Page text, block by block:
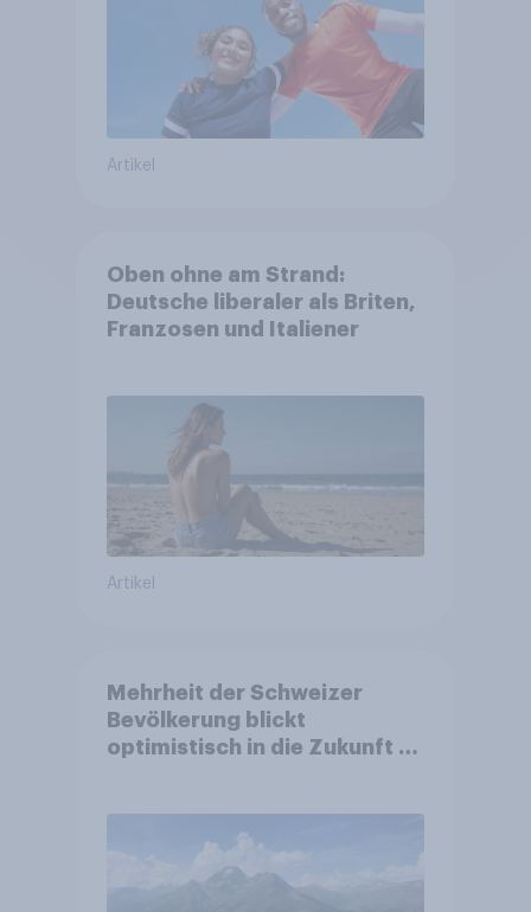
Artikel
Oben ohne am Strand:
Deutsche liberaler als Briten,
Franzosen und Italiener
Artikel
Mehrheit der Schweizer
Bevölkerung blickt
optimistisch in die Zukunft –
Altersvorsorge